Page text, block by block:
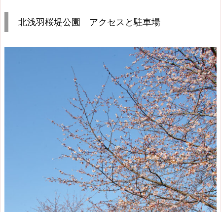
北浅羽桜堤公園 アクセスと駐車場